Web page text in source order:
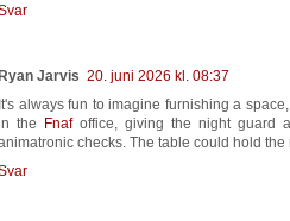
Jarvis 20. juni 2026 kl. 08:37
It's always fun to imagine furnishing a
the Fnafoffice, giving the night guard
checks. The table could hold the